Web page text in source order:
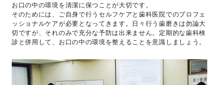
お口の中の環境を清潔に保つことが大切です。
そのためには、ご自身で行うセルフケアと歯科医院でのプロフェ
ッショナルケアが必要となってきます。日々行う歯磨きは勿論大
切ですが、それのみで充分な予防は出来ません。定期的な歯科検
診と併用して、お口の中の環境を整えることを意識しましょう。